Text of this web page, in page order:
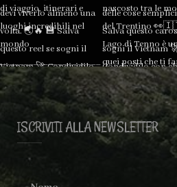
ISCRIVITI ALLA NEWSLETTER